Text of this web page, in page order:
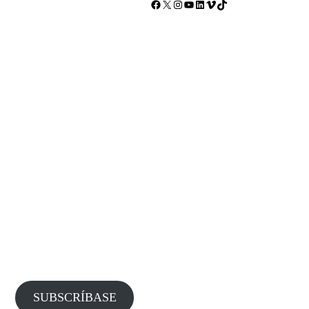
Facebook X Instagram YouTube LinkedIn Vimeo TikTok
SUBSCRÍBASE